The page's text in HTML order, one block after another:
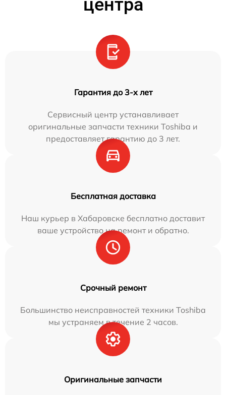
центра
Гарантия до 3-х лет
Сервисный центр устанавливает
оригинальные запчасти техники Toshiba и
предоставляет гарантию до 3 лет.
Бесплатная доставка
Наш курьер в Хабаровске бесплатно доставит
ваше устройство на ремонт и обратно.
Срочный ремонт
Большинство неисправностей техники Toshiba
мы устраняем в течение 2 часов.
Оригинальные запчасти